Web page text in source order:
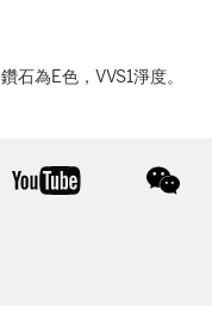
石為E色，VVS1淨度。
youtube